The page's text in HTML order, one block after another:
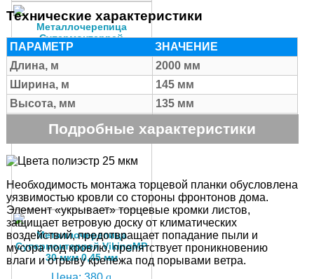
Металлочерепица
Супермонтеррей
полиэстер 25 мкм 0,45 мм
Цена:
В КОРЗИНУ
Металлочерепица
Супермонтеррей VikingMP
30 мкм 0,45 мм
Технические характеристики
ПАРАМЕТР
ЗНАЧЕНИЕ
Длина, м
2000 мм
Ширина, м
145 мм
Высота, мм
135 мм
Срок гарантии
Покрытие
Полиэстр
Подробные характеристики
Необходимость монтажа торцевой планки обусловлена
уязвимостью кровли со стороны фронтонов дома.
Элемент «укрывает» торцевые кромки листов,
защищает ветровую доску от климатических
воздействий, предотвращает попадание пыли и
мусора под кровлю, препятствует проникновению
влаги и отрыву крепежа под порывами ветра.